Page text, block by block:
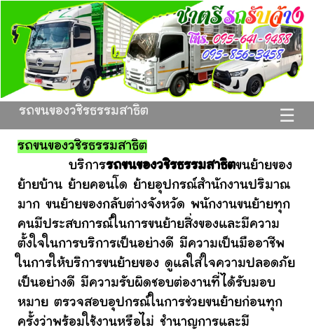
☰
รถขนของวชิรธรรมสาธิต
รถขนของวชิรธรรมสาธิต
บริการรถขนของวชิรธรรมสาธิตขนย้ายของ
ย้ายบ้าน ย้ายคอนโด ย้ายอุปกรณ์สำนักงานปริมาณ
มาก ขนย้ายของกลับต่างจังหวัด พนักงานขนย้ายทุก
คนมีประสบการณ์ในการขนย้ายสิ่งของและมีความ
ตั้งใจในการบริการเป็นอย่างดี มีความเป็นมืออาชีพ
ในการให้บริการขนย้ายของ ดูแลใส่ใจความปลอดภัย
เป็นอย่างดี มีความรับผิดชอบต่องานที่ได้รับมอบ
หมาย ตรวจสอบอุปกรณ์ในการช่วยขนย้ายก่อนทุก
ครั้งว่าพร้อมใช้งานหรือไม่ ชำนาญการและมี